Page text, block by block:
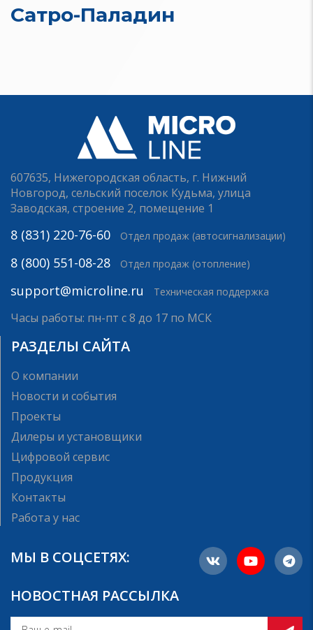
Сатро-Паладин
607635, Нижегородская область, г. Нижний
Новгород, сельский поселок Кудьма, улица
Заводская, строение 2, помещение 1
8 (831) 220-76-60 Отдел продаж (автосигнализации)
8 (800) 551-08-28 Отдел продаж (отопление)
support@microline.ru Техническая поддержка
Часы работы: пн-пт с 8 до 17 по МСК
РАЗДЕЛЫ САЙТА
О компании
Новости и события
Проекты
Дилеры и установщики
Цифровой сервис
Продукция
Контакты
Работа у нас
МЫ В СОЦСЕТЯХ:
НОВОСТНАЯ РАССЫЛКА